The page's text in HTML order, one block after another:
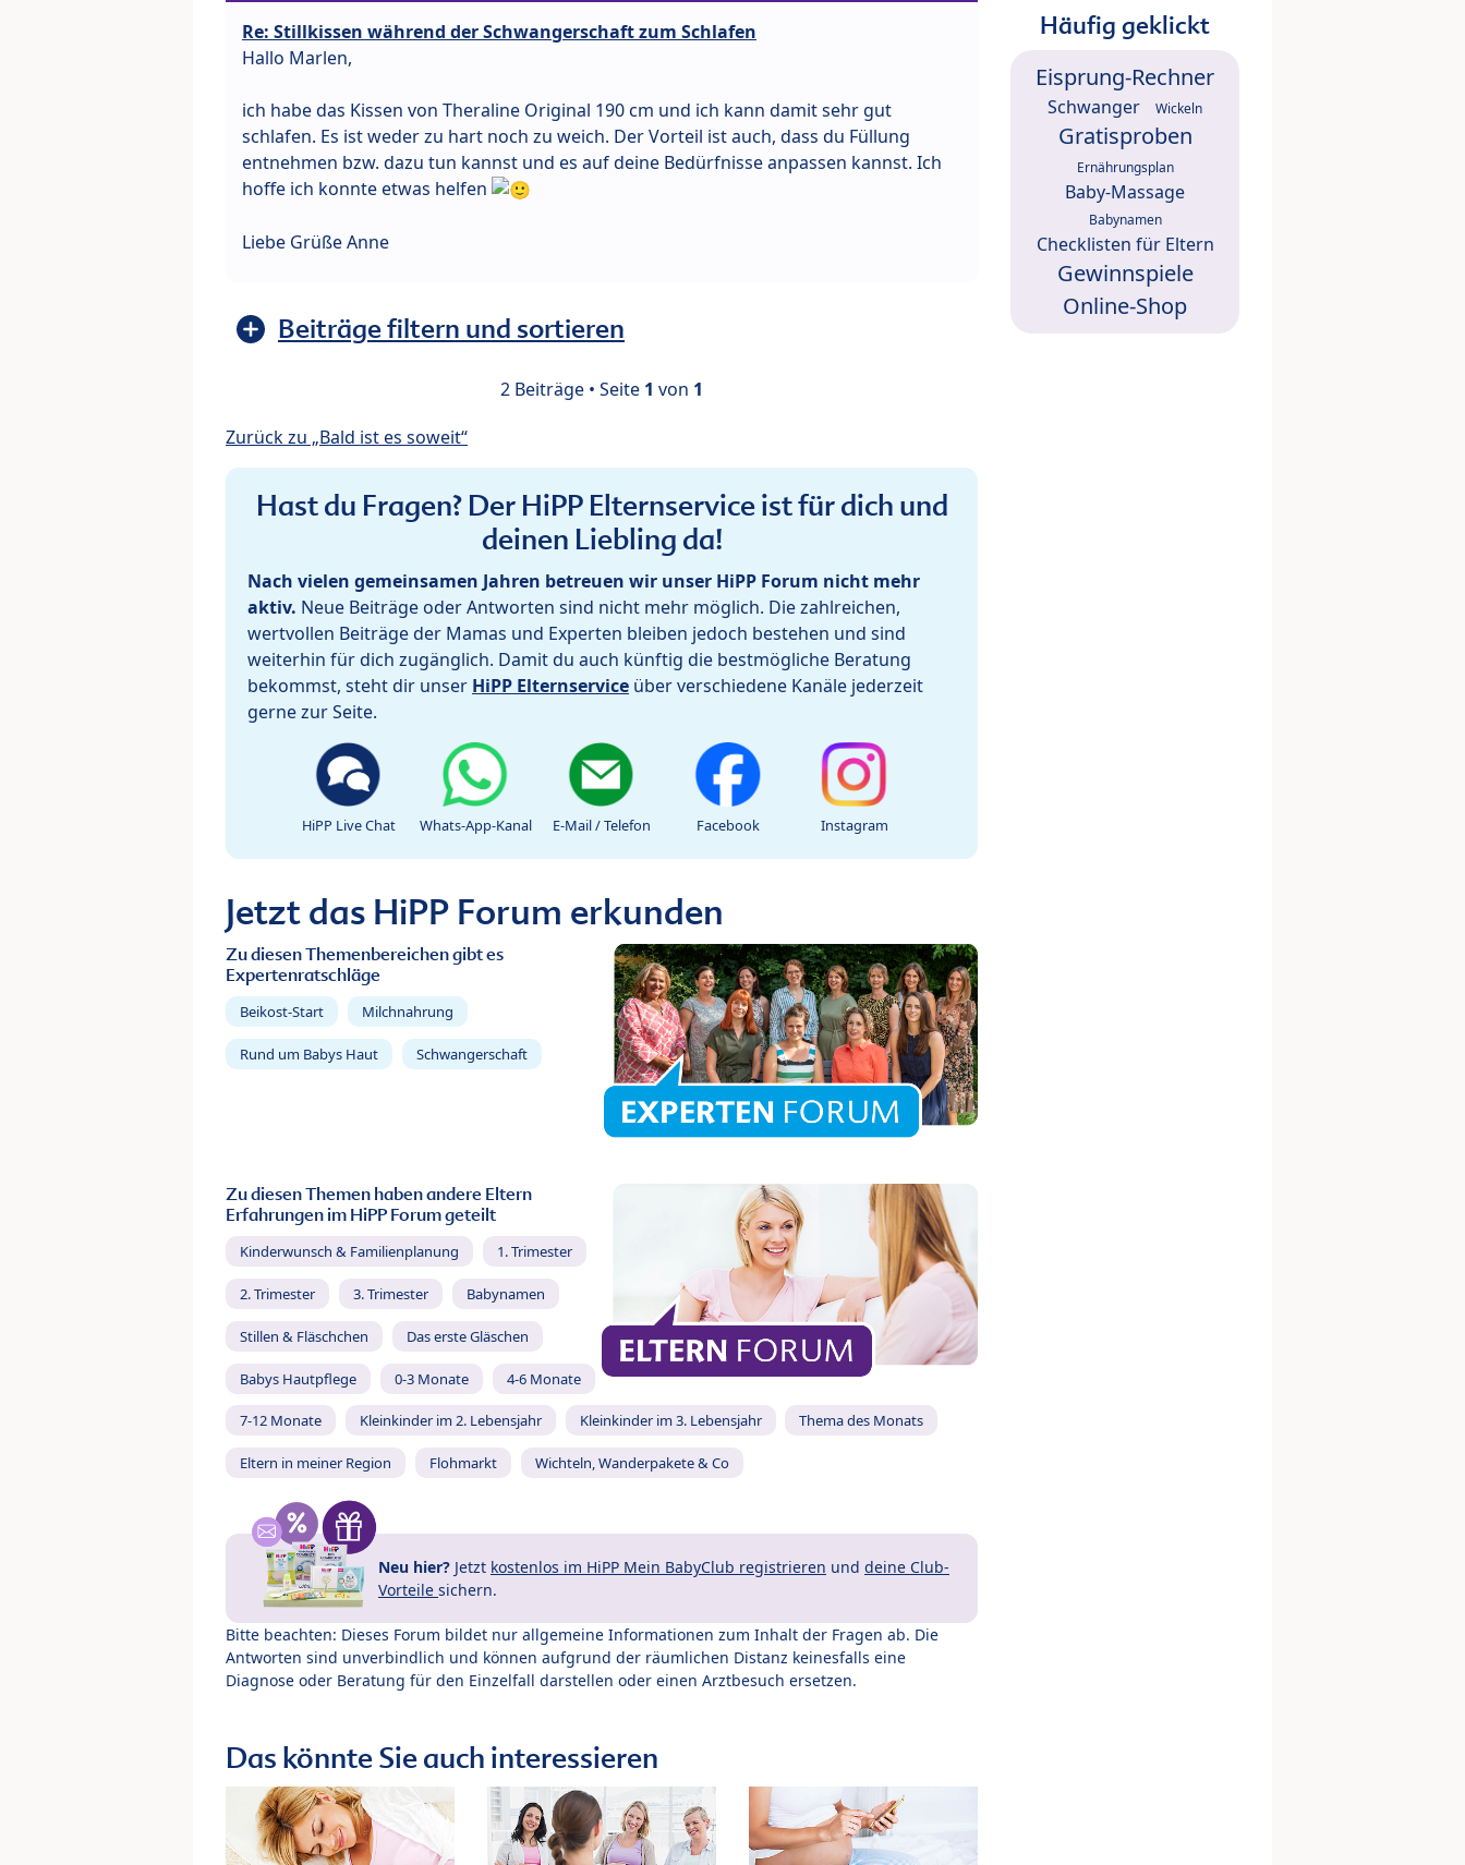
Re: Stillkissen während der Schwangerschaft zum Schlafen
Hallo Marlen,
ich habe das Kissen von Theraline Original 190 cm und ich kann damit sehr gut
schlafen. Es ist weder zu hart noch zu weich. Der Vorteil ist auch, dass du Füllung
entnehmen bzw. dazu tun kannst und es auf deine Bedürfnisse anpassen kannst. Ich
hoffe ich konnte etwas helfen
Liebe Grüße Anne
Beiträge filtern und sortieren
2 Beiträge • Seite 1 von 1
Zurück zu „Bald ist es soweit“
Hast du Fragen? Der HiPP Elternservice ist für dich und
deinen Liebling da!
Nach vielen gemeinsamen Jahren betreuen wir unser HiPP Forum nicht mehr
aktiv. Neue Beiträge oder Antworten sind nicht mehr möglich. Die zahlreichen,
wertvollen Beiträge der Mamas und Experten bleiben jedoch bestehen und sind
weiterhin für dich zugänglich. Damit du auch künftig die bestmögliche Beratung
bekommst, steht dir unser HiPP Elternservice über verschiedene Kanäle jederzeit
gerne zur Seite.
HiPP Live Chat Whats-App-Kanal E-Mail / Telefon Facebook Instagram
Jetzt das HiPP Forum erkunden
Zu diesen Themenbereichen gibt es
Expertenratschläge
Beikost-Start Milchnahrung
Rund um Babys Haut Schwangerschaft
Zu diesen Themen haben andere Eltern
Erfahrungen im HiPP Forum geteilt
Kinderwunsch & Familienplanung 1. Trimester
2. Trimester 3. Trimester Babynamen
Stillen & Fläschchen Das erste Gläschen
Babys Hautpflege 0-3 Monate 4-6 Monate
7-12 Monate Kleinkinder im 2. Lebensjahr Kleinkinder im 3. Lebensjahr Thema des Monats
Eltern in meiner Region Flohmarkt Wichteln, Wanderpakete & Co
Neu hier? Jetzt kostenlos im HiPP Mein BabyClub registrieren und deine Club-
Vorteile sichern.
Bitte beachten: Dieses Forum bildet nur allgemeine Informationen zum Inhalt der Fragen ab. Die
Antworten sind unverbindlich und können aufgrund der räumlichen Distanz keinesfalls eine
Diagnose oder Beratung für den Einzelfall darstellen oder einen Arztbesuch ersetzen.
Das könnte Sie auch interessieren
Häufig geklickt
Eisprung-Rechner
Schwanger Wickeln
Gratisproben
Ernährungsplan
Baby-Massage
Babynamen
Checklisten für Eltern
Gewinnspiele
Online-Shop